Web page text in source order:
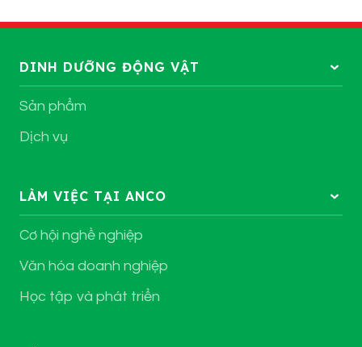
DINH DƯỠNG ĐỘNG VẬT
Sản phẩm
Dịch vụ
LÀM VIỆC TẠI ANCO
Cơ hội nghề nghiệp
Văn hóa doanh nghiệp
Học tập và phát triển